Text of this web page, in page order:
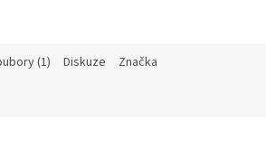
(1) Diskuze Značka